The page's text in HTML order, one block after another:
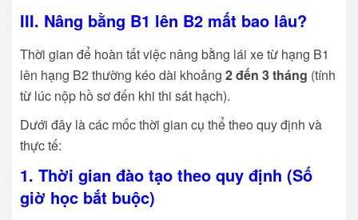
III. Nâng bằng B1 lên B2 mất bao lâu?
Thời gian để hoàn tất việc nâng bằng lái xe từ hạng B1
lên hạng B2 thường kéo dài khoảng 2 đến 3 tháng (tính
từ lúc nộp hồ sơ đến khi thi sát hạch).
Dưới đây là các mốc thời gian cụ thể theo quy định và
thực tế:
1. Thời gian đào tạo theo quy định (Số
giờ học bắt buộc)